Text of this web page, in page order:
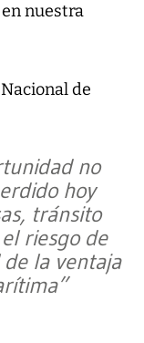
nuestra
de
no
hoy
tránsito
riesgo de
la ventaja